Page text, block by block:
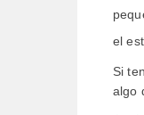
el
Si
algo